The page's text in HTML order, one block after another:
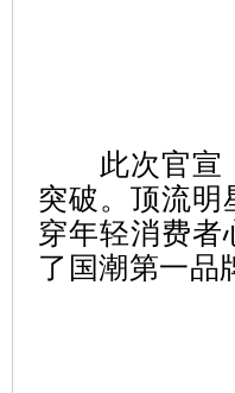
此次官宣，
突破。顶流明
穿年轻消费者
了国潮第一品